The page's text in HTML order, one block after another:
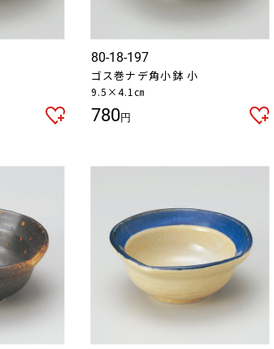
80-18-197
ゴス巻ナデ角小鉢 小
9.5×4.1㎝
780円
お買い物を続ける